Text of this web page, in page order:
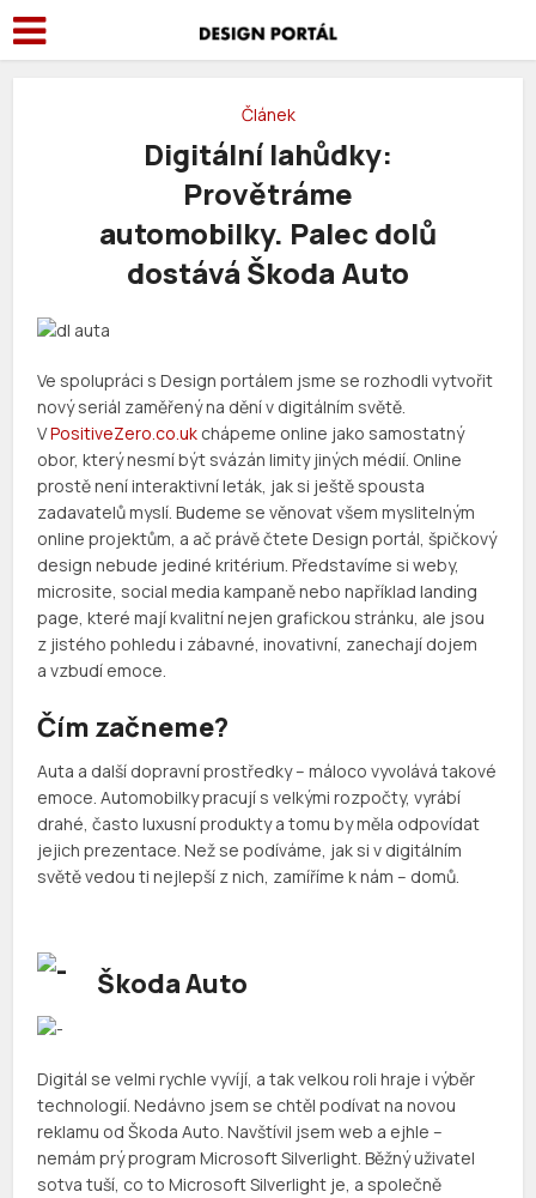
Článek
Digitální lahůdky:
Provětráme
automobilky. Palec dolů
dostává Škoda Auto
Ve spolupráci s Design portálem jsme se rozhodli vytvořit
nový seriál zaměřený na dění v digitálním světě.
VPositiveZero.co.uk chápeme online jako samostatný
obor, který nesmí být svázán limity jiných médií. Online
prostě není interaktivní leták, jak si ještě spousta
zadavatelů myslí. Budeme se věnovat všem myslitelným
online projektům, a ač právě čtete Design portál, špičkový
design nebude jediné kritérium. Představíme si weby,
microsite, social media kampaně nebo například landing
page, které mají kvalitní nejen grafickou stránku, ale jsou
z jistého pohledu i zábavné, inovativní, zanechají dojem
a vzbudí emoce.
Čím začneme?
Auta a další dopravní prostředky – máloco vyvolává takové
emoce. Automobilky pracují s velkými rozpočty, vyrábí
drahé, často luxusní produkty a tomu by měla odpovídat
jejich prezentace. Než se podíváme, jak si v digitálním
světě vedou ti nejlepší z nich, zamíříme k nám – domů.
Škoda Auto
Digitál se velmi rychle vyvíjí, a tak velkou roli hraje i výběr
technologií. Nedávno jsem se chtěl podívat na novou
reklamu od Škoda Auto. Navštívil jsem web a ejhle –
nemám prý program Microsoft Silverlight. Běžný uživatel
sotva tuší, co to Microsoft Silverlight je, a společně